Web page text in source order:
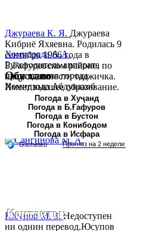
Хомидзода А.А.
Руководитель аппарата
председателя города
Хомидзода Абдувахоб
Абдумаджид родился 8
июня 1978 года в городе
Худжанде. По
национальности...
Джураева К. Я. Джураева
Кибриё Яхяевна. Родилась 9
сентября 1966 года в
Б.Гафуровском районе, по
национальности таджичка.
Имеет высшее образование.
В 1997 ...
Юсупов М. З.Недоступен
ни однин перевод.Юсупов
Обу хаво
Погода в Хуҷанд
Погода в Б.Ғафуров
Погода в Бустон
Погода в Конибодом
Погода в Исфара
Контакты: